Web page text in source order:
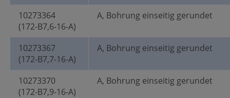
10273364
(172-B7,6-16-A)
A, Bohrung einseitig gerundet
10273367
(172-B7,7-16-A)
A, Bohrung einseitig gerundet
10273370
(172-B7,9-16-A)
A, Bohrung einseitig gerundet